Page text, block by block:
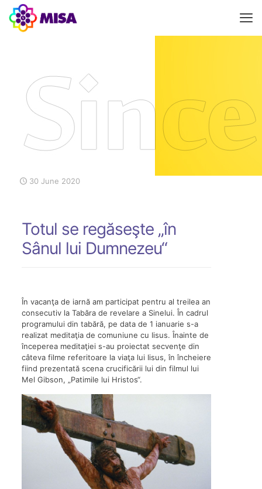
30 June 2020
Totul se regăseşte „în
Sânul lui Dumnezeu“
În vacanţa de iarnă am participat pentru al treilea an
consecutiv la Tabăra de revelare a Sinelui. În cadrul
programului din tabără, pe data de 1 ianuarie s-a
realizat meditaţia de comuniune cu Iisus. Înainte de
începerea meditaţiei s-au proiectat secvenţe din
câteva filme referitoare la viaţa lui Iisus, în încheiere
fiind prezentată scena crucificării lui din filmul lui
Mel Gibson, „Patimile lui Hristos“.